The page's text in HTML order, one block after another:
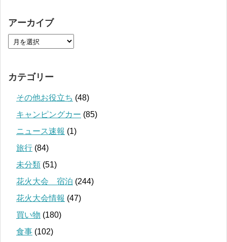
アーカイブ
カテゴリー
その他お役立ち (48)
キャンピングカー (85)
ニュース速報 (1)
旅行 (84)
未分類 (51)
花火大会 宿泊 (244)
花火大会情報 (47)
買い物 (180)
食事 (102)